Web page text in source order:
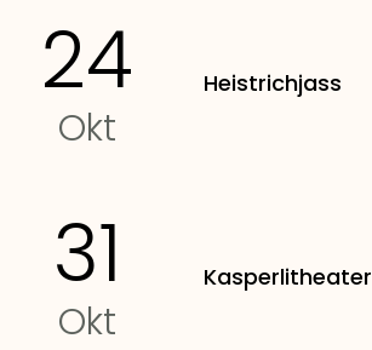
24
Okt
Heistrichjass
31
Okt
Kasperlitheater